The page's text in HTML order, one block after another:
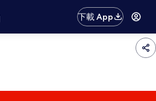
下載 App